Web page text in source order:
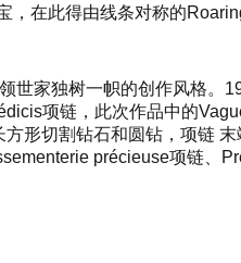
在此得由线条对称的
家独树一帜的创作风格。
项链，此次作品中的
形切割钻石和圆钻，项链
précieuse项链、